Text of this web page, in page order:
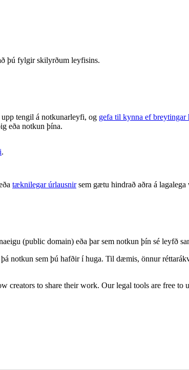
þú fylgir skilyrðum leyfisins.
upp tengil á notkunarleyfi, og gefa til kynna ef breytingar
eða notkun þína.
.
tæknilegar úrlausnirsem gætu hindrað aðra á
(public domain) eða þar sem notkun þín sé leyfð
notkun sem þú hafðir í huga. Til dæmis, önnur
creators to share their work. Our legal tools are free to